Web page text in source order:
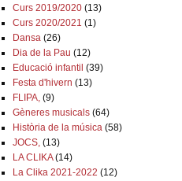
Curs 2019/2020 (13)
Curs 2020/2021 (1)
Dansa (26)
Dia de la Pau (12)
Educació infantil (39)
Festa d'hivern (13)
FLIPA, (9)
Gèneres musicals (64)
Història de la música (58)
JOCS, (13)
LA CLIKA(14)
La Clika 2021-2022 (12)